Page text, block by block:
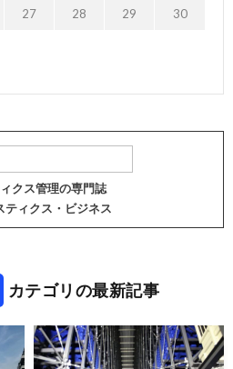
27 28 29 30
クス管理の専門誌
ティクス・ビジネス
カテゴリの最新記事